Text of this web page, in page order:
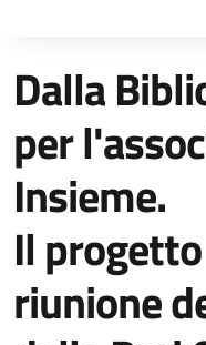
Descrizione completa
Dalla
per
Insieme.
Il
riunione